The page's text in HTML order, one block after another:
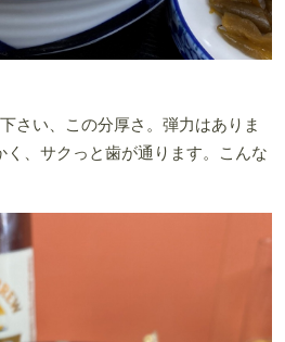
さい、この分厚さ。弾力はありま
、サクっと歯が通ります。こんな